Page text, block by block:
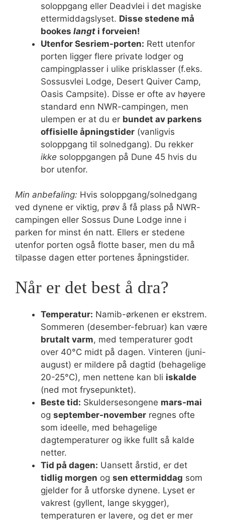
soloppgang eller Deadvlei i det magiske
ettermiddagslyset. Disse stedene må
bookes langt i forveien!
Utenfor Sesriem-porten: Rett utenfor
porten ligger flere private lodger og
campingplasser i ulike prisklasser (f.eks.
Sossusvlei Lodge, Desert Quiver Camp,
Oasis Campsite). Disse er ofte av høyere
standard enn NWR-campingen, men
ulempen er at du er bundet av parkens
offisielle åpningstider (vanligvis
soloppgang til solnedgang). Du rekker
ikke soloppgangen på Dune 45 hvis du
bor utenfor.
Min anbefaling: Hvis soloppgang/solnedgang
ved dynene er viktig, prøv å få plass på NWR-
campingen eller Sossus Dune Lodge inne i
parken for minst én natt. Ellers er stedene
utenfor porten også flotte baser, men du må
tilpasse dagen etter portenes åpningstider.
Når er det best å dra?
Temperatur: Namib-ørkenen er ekstrem.
Sommeren (desember-februar) kan være
brutalt varm, med temperaturer godt
over 40°C midt på dagen. Vinteren (juni-
august) er mildere på dagtid (behagelige
20-25°C), men nettene kan bli iskalde
(ned mot frysepunktet).
Beste tid: Skuldersesongene mars-mai
og september-november regnes ofte
som ideelle, med behagelige
dagtemperaturer og ikke fullt så kalde
netter.
Tid på dagen: Uansett årstid, er det
tidlig morgen og sen ettermiddag som
gjelder for å utforske dynene. Lyset er
vakrest (gyllent, lange skygger),
temperaturen er lavere, og det er mer